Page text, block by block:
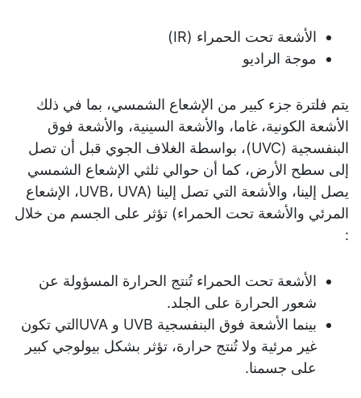
الأشعة تحت الحمراء (IR)
موجة الراديو
يتم فلترة جزء كبير من الإشعاع الشمسي، بما في ذلك
الأشعة الكونية، غاما، والأشعة السينية، والأشعة فوق
البنفسجية (UVC)، بواسطة الغلاف الجوي قبل أن تصل
إلى سطح الأرض، كما أن حوالي ثلثي الإشعاع الشمسي
يصل إلينا، والأشعة التي تصل إلينا (UVB، UVA، الإشعاع
المرئي والأشعة تحت الحمراء) تؤثر على الجسم من خلال
:
الأشعة تحت الحمراء تُنتج الحرارة المسؤولة عن
شعور الحرارة على الجلد.
بينما الأشعة فوق البنفسجية UVB و UVAالتي تكون
غير مرئية ولا تُنتج حرارة، تؤثر بشكل بيولوجي كبير
على جسمنا.